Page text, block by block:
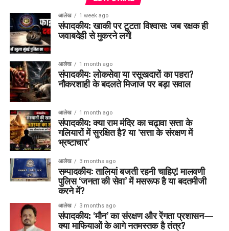
आलेख 1 week ago
संपादकीय: खाकी पर टूटता विश्वास: जब रक्षक ही
जवाबदेही से मुकरने लगें!
आलेख 1 month ago
संपादकीय: लोकसेवा या रसूखदारों का पहरा?
नौकरशाही के बदलते मिजाज पर बड़ा सवाल
आलेख 1 month ago
संपादकीय: क्या राम मंदिर का चढ़ावा सत्ता के
गलियारों में सुरक्षित है? या ‘सत्ता के संरक्षण में
भ्रष्टाचार’
आलेख 3 months ago
सम्पादकीय: तालियां बजती रहनी चाहिए! मालवणी
पुलिस ‘जनता की सेवा’ में मसरूफ है या बदतमीजी
करने में?
आलेख 3 months ago
संपादकीय: ‘मौन’ का संरक्षण और रेंगता प्रशासन—
क्या माफियाओं के आगे नतमस्तक है तंत्र?